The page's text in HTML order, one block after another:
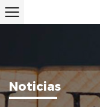
Noticias